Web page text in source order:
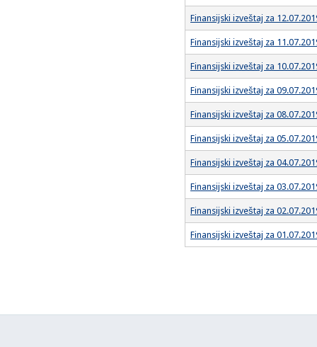
Finansijski izveštaj za
Finansijski izveštaj za
Finansijski izveštaj za
Finansijski izveštaj za
Finansijski izveštaj za
Finansijski izveštaj za
Finansijski izveštaj za
Finansijski izveštaj za
Finansijski izveštaj za
Finansijski izveštaj za